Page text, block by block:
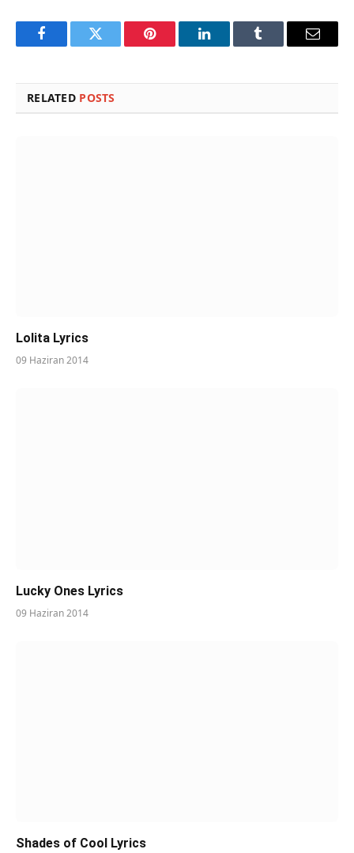
FacebookTwitter Pinterest LinkedInTumblr Email
RELATED POSTS
Lolita Lyrics
09 Haziran 2014
Lucky Ones Lyrics
09 Haziran 2014
Shades of Cool Lyrics